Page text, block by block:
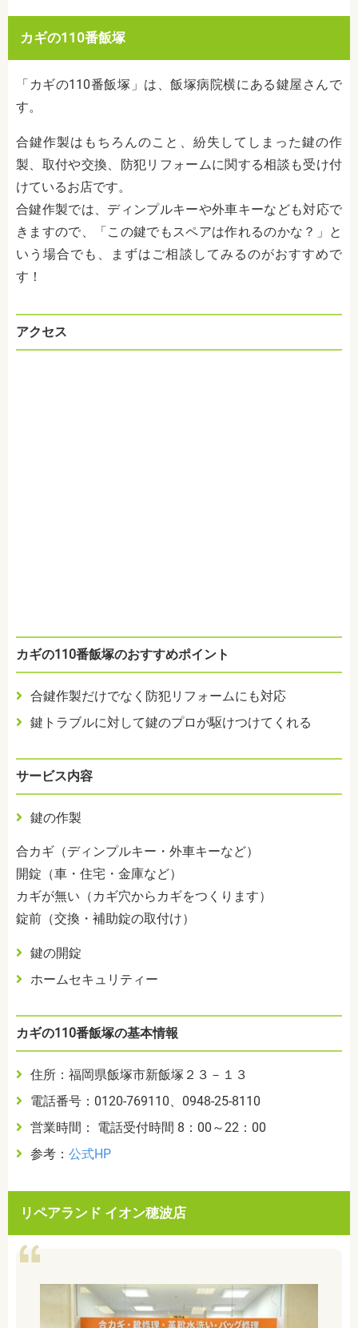
カギの110番飯塚
「カギの110番飯塚」は、飯塚病院横にある鍵屋さんで
す。
合鍵作製はもちろんのこと、紛失してしまった鍵の作
製、取付や交換、防犯リフォームに関する相談も受け付
けているお店です。
合鍵作製では、ディンプルキーや外車キーなども対応で
きますので、「この鍵でもスペアは作れるのかな？」と
いう場合でも、まずはご相談してみるのがおすすめで
す！
アクセス
カギの110番飯塚のおすすめポイント
合鍵作製だけでなく防犯リフォームにも対応
鍵トラブルに対して鍵のプロが駆けつけてくれる
サービス内容
鍵の作製
合カギ（ディンプルキー・外車キーなど）
開錠（車・住宅・金庫など）
カギが無い（カギ穴からカギをつくります）
錠前（交換・補助錠の取付け）
鍵の開錠
ホームセキュリティー
カギの110番飯塚の基本情報
住所：福岡県飯塚市新飯塚２３－１３
電話番号：0120-769110、0948-25-8110
営業時間： 電話受付時間 8：00～22：00
参考： 公式HP
リペアランド イオン穂波店